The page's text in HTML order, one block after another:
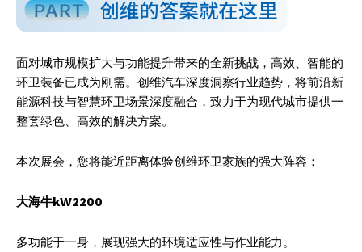
面对城市规模扩大与功能提升带来的全新挑战，高效、智能的
环卫装备已成为刚需。创维汽车深度洞察行业趋势，将前沿新
能源科技与智慧环卫场景深度融合，致力于为现代城市提供一
整套绿色、高效的解决方案。
本次展会，您将能近距离体验创维环卫家族的强大阵容：
大海牛kW2200
多功能于一身，展现强大的环境适应性与作业能力。